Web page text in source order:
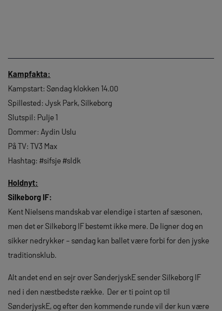
Kampfakta:
Kampstart: Søndag klokken 14.00
Spillested: Jysk Park, Silkeborg
Slutspil: Pulje 1
Dommer: Aydin Uslu
På TV: TV3 Max
Hashtag: #sifsje #sldk
Holdnyt:
Silkeborg IF:
Kent Nielsens mandskab var elendige i starten af sæsonen,
men det er Silkeborg IF bestemt ikke mere. De ligner dog en
sikker nedrykker – søndag kan ballet være forbi for den jyske
traditionsklub.
Alt andet end en sejr over SønderjyskE sender Silkeborg IF
ned i den næstbedste række. Der er ti point op til
SønderjyskE, og efter den kommende runde vil der kun være